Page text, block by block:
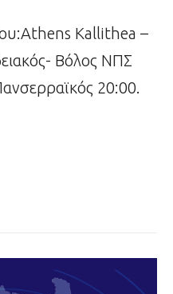
Kallithea –
Βόλος ΝΠΣ
20:00.